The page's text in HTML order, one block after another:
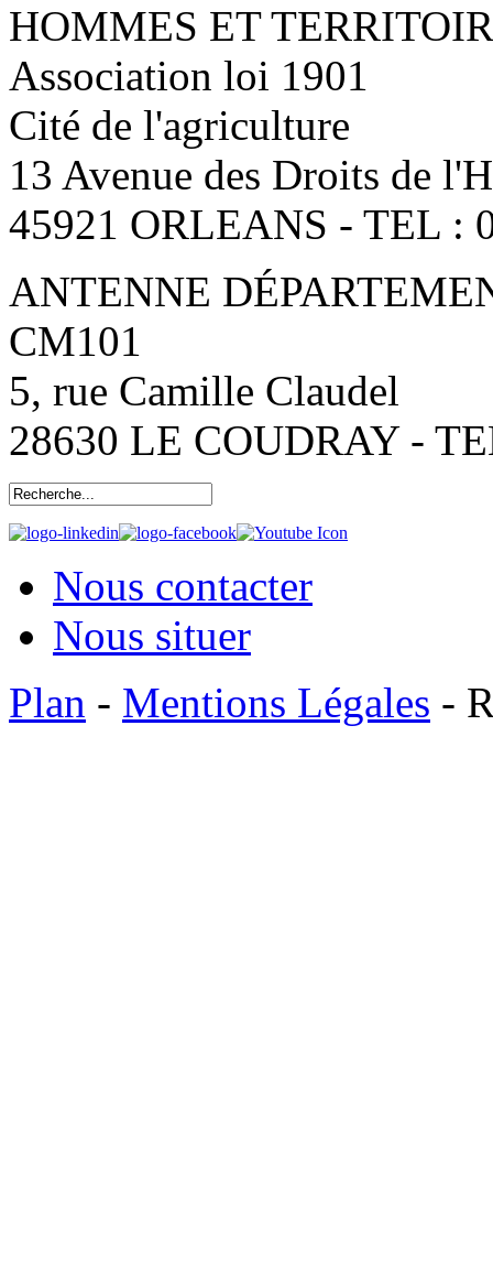
HOMMES ET
Association loi 1901
Cité de l'agriculture
13 Avenue des Droits de
45921 ORLEANS - TEL :
ANTENNE
CM101
5, rue Camille Claudel
28630 LE COUDRAY -
Nous contacter
Nous situer
Plan - Mentions Légales -